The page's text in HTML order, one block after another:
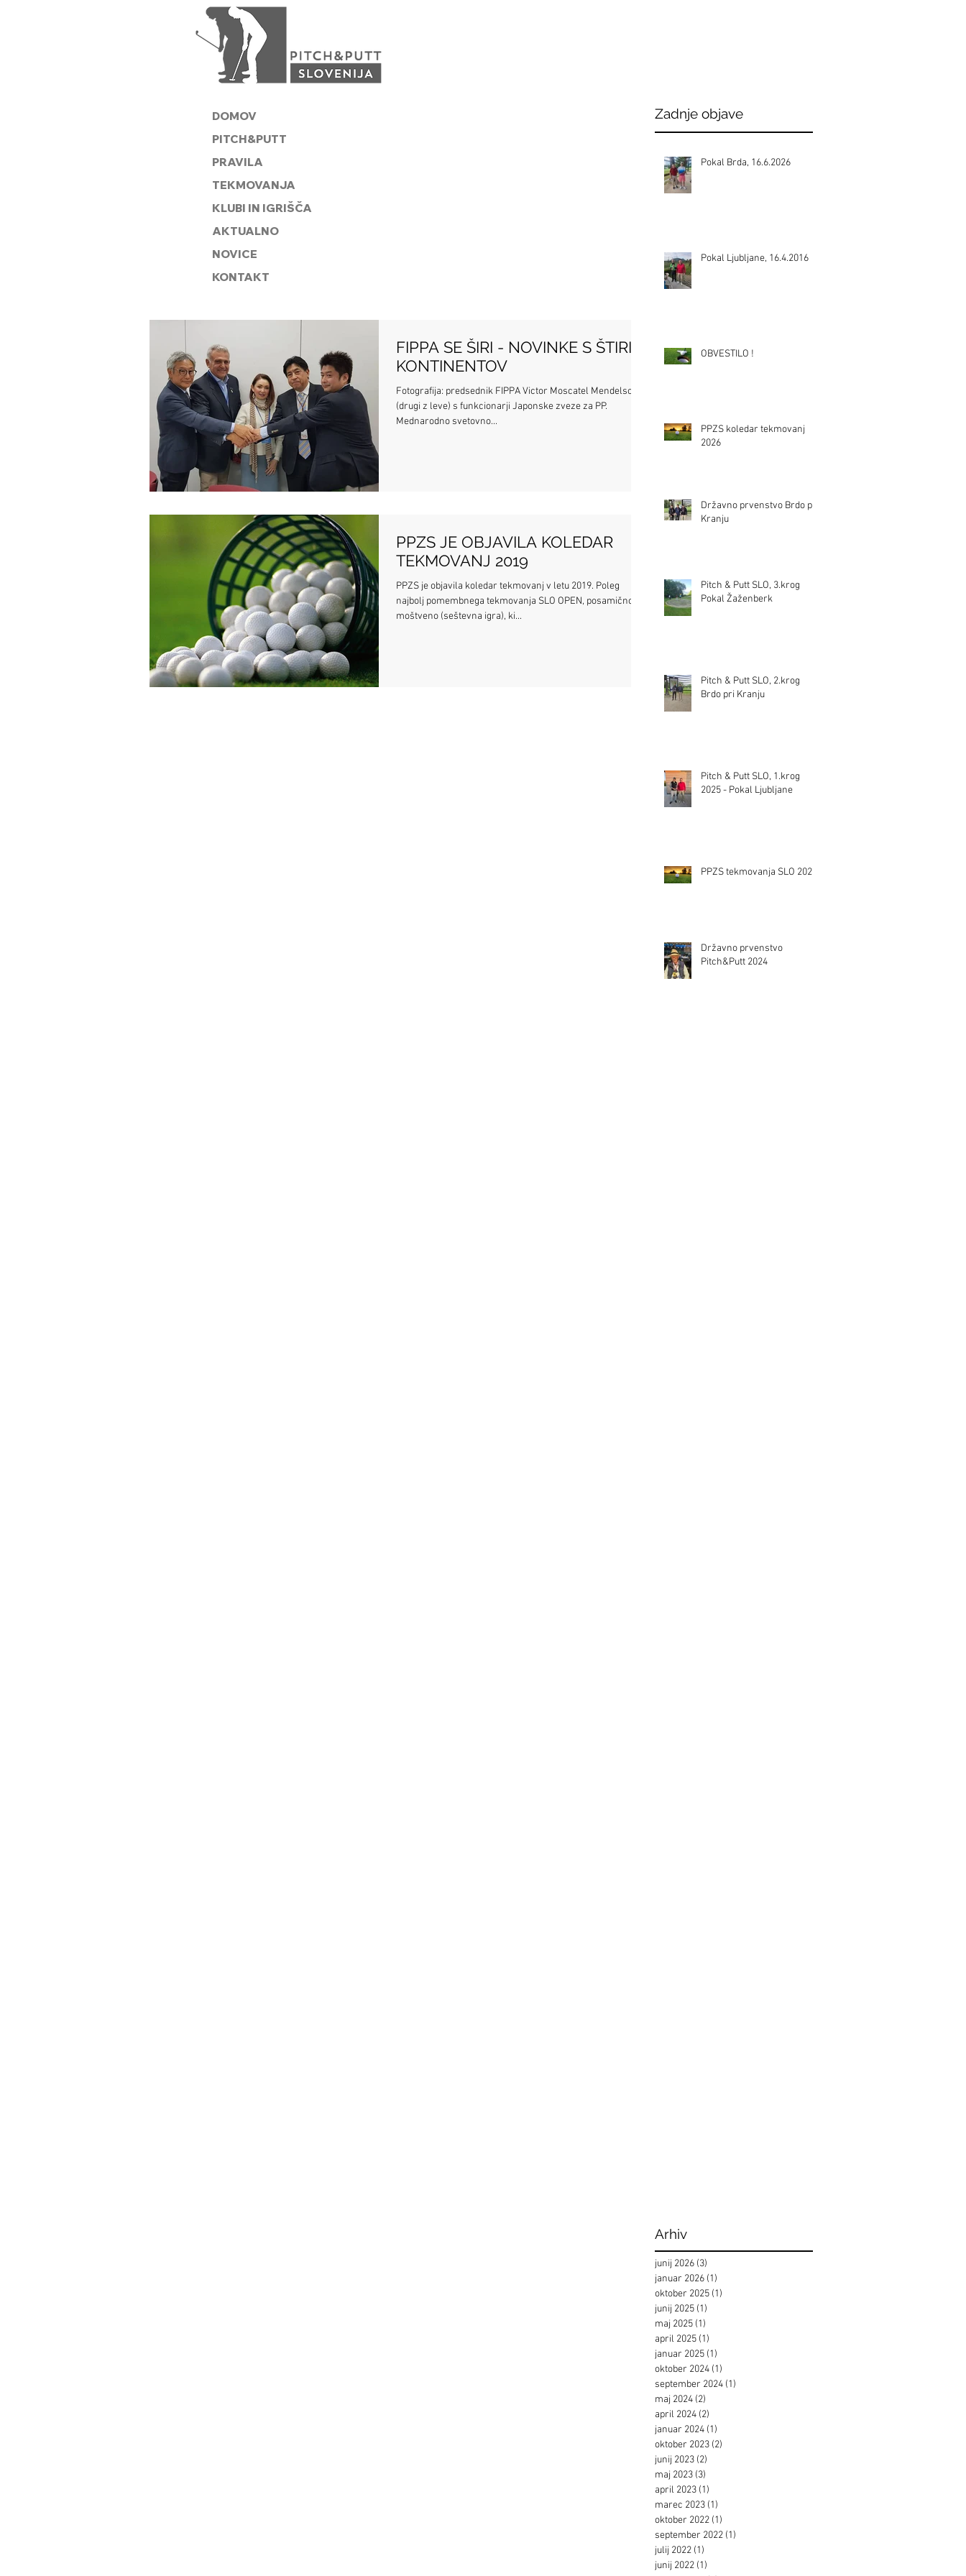
Zadnje objave
FIPPA SE ŠIRI - NOVINKE S ŠTIRIH
KONTINENTOV
Fotografija: predsednik FIPPA Victor Moscatel Mendelsohn
(drugi z leve) s funkcionarji Japonske zveze za PP.
Mednarodno svetovno...
PPZS JE OBJAVILA KOLEDAR
TEKMOVANJ 2019
PPZS je objavila koledar tekmovanj v letu 2019. Poleg
najbolj pomembnega tekmovanja SLO OPEN, posamično in
moštveno (seštevna igra), ki...
Pokal Brda, 16.6.2026
Pokal Ljubljane, 16.4.2016
OBVESTILO !
PPZS koledar tekmovanj
2026
Državno prvenstvo Brdo pri
Kranju
Pitch & Putt SLO, 3.krog
Pokal Žaženberk
Pitch & Putt SLO, 2.krog
Brdo pri Kranju
Pitch & Putt SLO, 1.krog
2025 - Pokal Ljubljane
PPZS tekmovanja SLO 2025
Državno prvenstvo
Pitch&Putt 2024
Arhiv
junij 2026 (3)
januar 2026 (1)
oktober 2025 (1)
junij 2025 (1)
maj 2025 (1)
april 2025 (1)
januar 2025 (1)
oktober 2024 (1)
september 2024 (1)
maj 2024 (2)
april 2024 (2)
januar 2024 (1)
oktober 2023 (2)
junij 2023 (2)
maj 2023 (3)
april 2023 (1)
marec 2023 (1)
oktober 2022 (1)
september 2022 (1)
julij 2022 (1)
junij 2022 (1)
DOMOV
PITCH&PUTT
PRAVILA
TEKMOVANJA
KLUBI IN IGRIŠČA
AKTUALNO
NOVICE
KONTAKT